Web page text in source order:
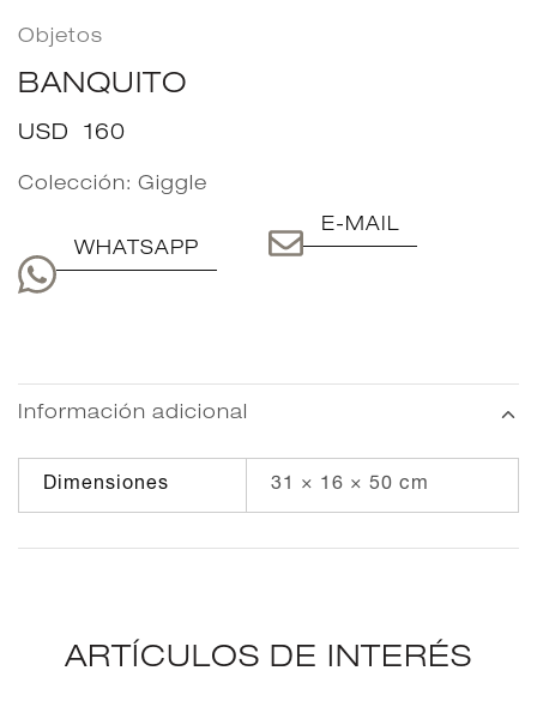
Objetos
BANQUITO
USD 160
Colección: Giggle
WHATSAPP
E-MAIL
Información adicional
Dimensiones 31 × 16 × 50 cm
ARTÍCULOS DE INTERÉS